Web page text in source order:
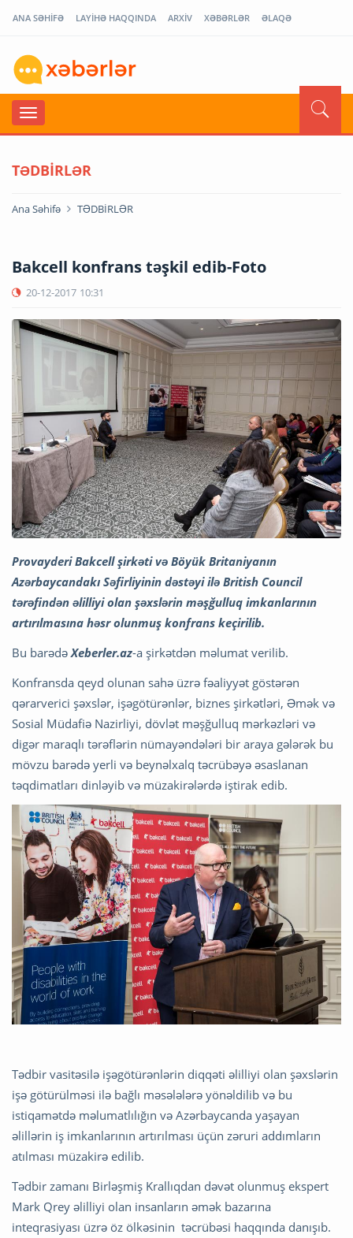
ANA SƏHİFƏ LAYİHƏ HAQQINDA ARXİV XƏBƏRLƏR ƏLAQƏ
TƏDBİRLƏR
Ana Səhifə TƏDBİRLƏR
Bakcell konfrans təşkil edib-Foto
20-12-2017 10:31
Provayderi Bakcell şirkəti və Böyük Britaniyanın
Azərbaycandakı Səfirliyinin dəstəyi ilə British Council
tərəfindən əlilliyi olan şəxslərin məşğulluq imkanlarının
artırılmasına həsr olunmuş konfrans keçirilib.
Bu barədəXeberler.az-a şirkətdən məlumat verilib.
Konfransda qeyd olunan sahə üzrə fəaliyyət göstərən
qərarverici şəxslər, işəgötürənlər, biznes şirkətləri, Əmək və
Sosial Müdafiə Nazirliyi, dövlət məşğulluq mərkəzləri və
digər maraqlı tərəflərin nümayəndələri bir araya gələrək bu
mövzu barədə yerli və beynəlxalq təcrübəyə əsaslanan
təqdimatları dinləyib və müzakirələrdə iştirak edib.
Tədbir vasitəsilə işəgötürənlərin diqqəti əlilliyi olan şəxslərin
işə götürülməsi ilə bağlı məsələlərə yönəldilib və bu
istiqamətdə məlumatlılığın və Azərbaycanda yaşayan
əlillərin iş imkanlarının artırılması üçün zəruri addımların
atılması müzakirə edilib.
Tədbir zamanı Birləşmiş Krallıqdan dəvət olunmuş ekspert
Mark Qrey əlilliyi olan insanların əmək bazarına
inteqrasiyası üzrə öz ölkəsinin təcrübəsi haqqında danışıb.